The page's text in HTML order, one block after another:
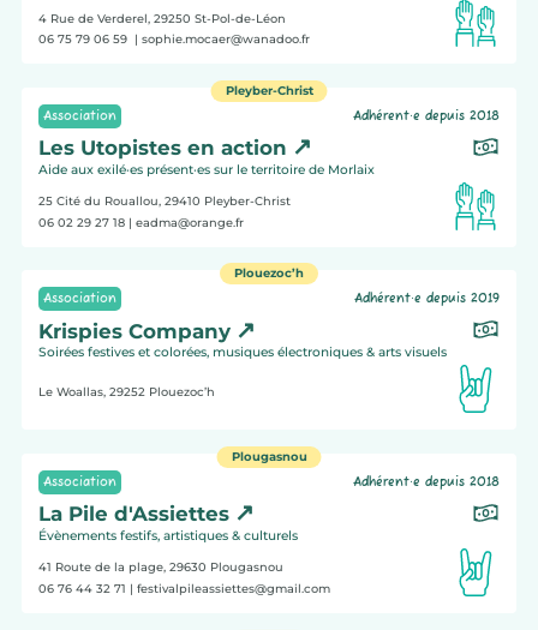
4 Rue de Verderel, 29250 St-Pol-de-Léon
06 75 79 06 59
| sophie.mocaer@wanadoo.fr
Pleyber-Christ
Association
Adhérent·e depuis 2018
Les Utopistes en action
Aide aux exilé·es présent·es sur le territoire de Morlaix
25 Cité du Rouallou, 29410 Pleyber-Christ
06 02 29 27 18| eadma@orange.fr
Plouezoc’h
Association
Adhérent·e depuis 2019
Krispies Company
Soirées festives et colorées, musiques électroniques & arts visuels
Le Woallas, 29252 Plouezoc’h
Plougasnou
Association
Adhérent·e depuis 2018
La Pile d'Assiettes
Évènements festifs, artistiques & culturels
41 Route de la plage, 29630 Plougasnou
06 76 44 32 71 | festivalpileassiettes@gmail.com